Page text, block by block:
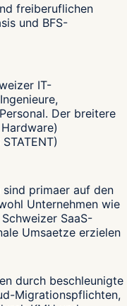
freiberuflichen
und BFS-
IT-
Der breitere
primaer auf den
Unternehmen wie
SaaS-
Umsaetze erzielen
durch beschleunigte
Migrationspflichten,